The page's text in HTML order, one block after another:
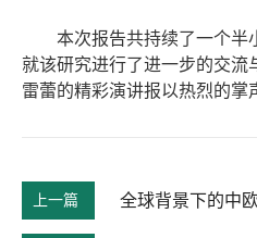
本次报告共持续了一个半
就该研究进行了进一步的交流
雷蕾的精彩演讲报以热烈的掌
上一篇